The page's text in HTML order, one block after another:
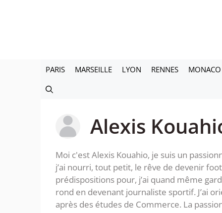
PARIS MARSEILLE LYON RENNES MONACO
Alexis
Moi c'est Alexis Kouahio, je suis un
j’ai nourri, tout petit, le rêve de devenir
prédispositions pour, j’ai quand même
rond en devenant journaliste sportif. J’ai
après des études de Commerce. La